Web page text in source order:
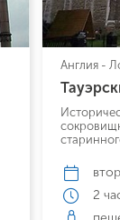
Англия -
2